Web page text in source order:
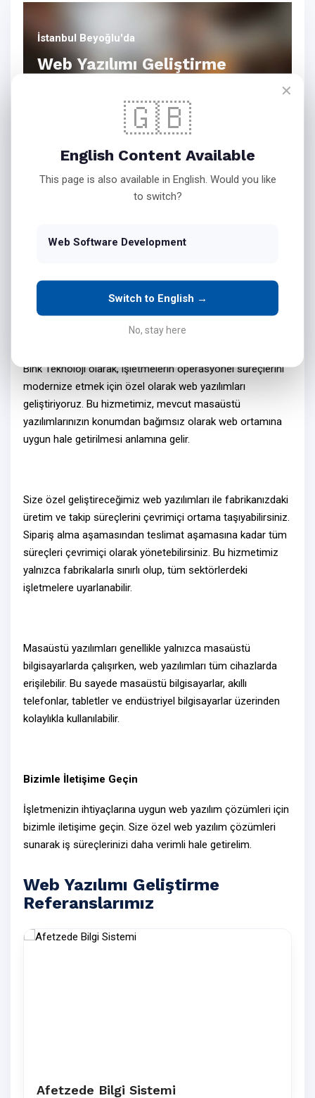
İstanbul Beyoğlu'da
Web Yazılımı Geliştirme
Bink Teknoloji Web Yazılım
Hizmetleri
İşletmenizin Masaüstü
Taşıyın
Bink Teknoloji olarak, işletmelerin operasyonel süreçlerini
modernize etmek için özel olarak web yazılımları
geliştiriyoruz. Bu hizmetimiz, mevcut masaüstü
yazılımlarınızın konumdan bağımsız olarak web ortamına
uygun hale getirilmesi anlamına gelir.
Size özel geliştireceğimiz web yazılımları ile fabrikanızdaki
üretim ve takip süreçlerini çevrimiçi ortama taşıyabilirsiniz.
Sipariş alma aşamasından teslimat aşamasına kadar tüm
süreçleri çevrimiçi olarak yönetebilirsiniz. Bu hizmetimiz
yalnızca fabrikalarla sınırlı olup, tüm sektörlerdeki
işletmelere uyarlanabilir.
Masaüstü yazılımları genellikle yalnızca masaüstü
bilgisayarlarda çalışırken, web yazılımları tüm cihazlarda
erişilebilir. Bu sayede masaüstü bilgisayarlar, akıllı
telefonlar, tabletler ve endüstriyel bilgisayarlar üzerinden
kolaylıkla kullanılabilir.
Bizimle İletişime Geçin
İşletmenizin ihtiyaçlarına uygun web yazılım çözümleri için
bizimle iletişime geçin. Size özel web yazılım çözümleri
sunarak iş süreçlerinizi daha verimli hale getirelim.
Web Yazılımı Geliştirme
Referanslarımız
Afetzede Bilgi Sistemi
✕
🇬🇧
English Content Available
This page is also available in English. Would you like
to switch?
Web Software Development
Switch to English →
No, stay here